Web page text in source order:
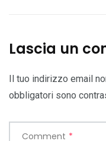
Lascia un
Il tuo indirizzo email
obbligatori sono
Comment *